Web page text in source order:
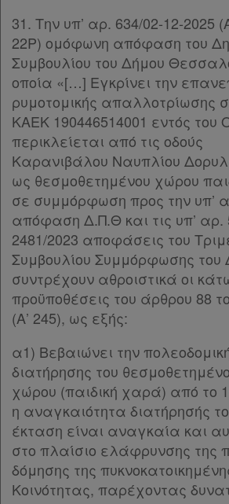
31. Την υπ’ αρ. 634/02-12-
22Ρ) ομόφωνη απόφαση του
Συμβουλίου του Δήμου
οποία «[…] Εγκρίνει την
ρυμοτομικής απαλλοτρίωσης
ΚΑΕΚ 190446514001 εντός του
περικλείεται από τις οδούς
Καρανιβάλου Ναυπλίου
ως θεσμοθετημένου χώρου
σε συμμόρφωση προς την υπ’
απόφαση Δ.Π.Θ και τις υπ’ αρ.
2481/2023 αποφάσεις του
Συμβουλίου Συμμόρφωσης του
συντρέχουν αθροιστικά οι
προϋποθέσεις του άρθρου 88
(Α’ 245), ως εξής:
α1) Βεβαιώνει την
διατήρησης του
χώρου (παιδική χαρά) από το
η αναγκαιότητα διατήρησής
έκταση είναι αναγκαία και
στο πλαίσιο ελάφρυνσης της
δόμησης της
Κοινότητας, παρέχοντας